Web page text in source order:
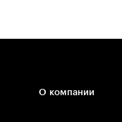
О компании